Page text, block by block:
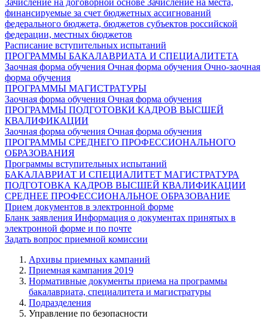
финансируемые за счет бюджетных ассигнований
федерального бюджета, бюджетов субъектов российской
федерации, местных бюджетов
Расписание вступительных испытаний
ПРОГРАММЫ БАКАЛАВРИАТА И СПЕЦИАЛИТЕТА
Заочная форма обучения Очная форма обучения Очно-заочная
форма обучения
ПРОГРАММЫ МАГИСТРАТУРЫ
Заочная форма обучения Очная форма обучения
ПРОГРАММЫ ПОДГОТОВКИ КАДРОВ ВЫСШЕЙ
КВАЛИФИКАЦИИ
Заочная форма обучения Очная форма обучения
ПРОГРАММЫ СРЕДНЕГО ПРОФЕССИОНАЛЬНОГО
ОБРАЗОВАНИЯ
Программы вступительных испытаний
БАКАЛАВРИАТ И СПЕЦИАЛИТЕТ МАГИСТРАТУРА
ПОДГОТОВКА КАДРОВ ВЫСШЕЙ КВАЛИФИКАЦИИ
СРЕДНЕЕ ПРОФЕССИОНАЛЬНОЕ ОБРАЗОВАНИЕ
Прием документов в электронной форме
Бланк заявления Информация о документах принятых в
электронной форме и по почте
Задать вопрос приемной комиссии
Архивы приемных кампаний
Приемная кампания 2019
Нормативные документы приема на программы
бакалавриата, специалитета и магистратуры
Подразделения
Управление по безопасности